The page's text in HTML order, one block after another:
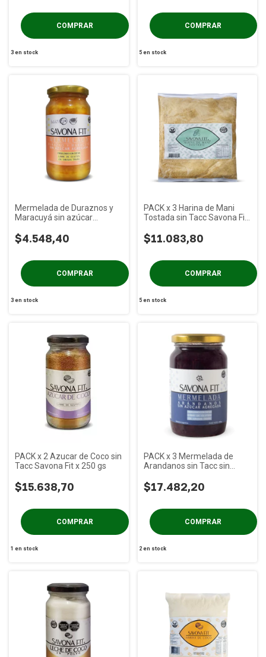
3en stock 5 en stock
Mermelada de Duraznos y
Maracuyá sin azúcar
$4.548,40
3en stock
PACK x 3 Harina de Mani
Tostada sin Tacc Savona Fit
$11.083,80
5 en stock
PACK x 2 Azucar de Coco sin
Tacc Savona Fit x 250 gs
$15.638,70
1 en stock
PACK x 3 Mermelada de
Arandanos sin Tacc sin
$17.482,20
2 en stock